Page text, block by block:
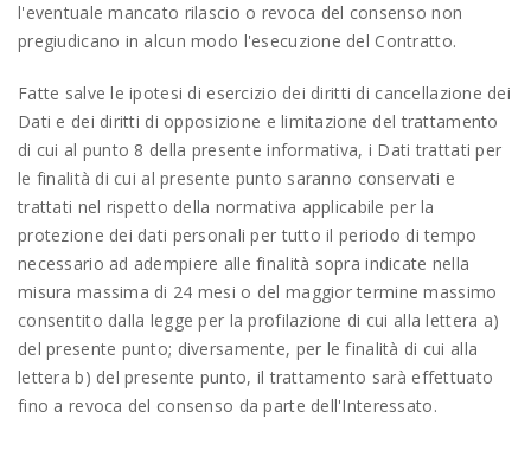
l'eventuale mancato rilascio o revoca del consenso non
pregiudicano in alcun modo l'esecuzione del Contratto.
Fatte salve le ipotesi di esercizio dei diritti di cancellazione dei
Dati e dei diritti di opposizione e limitazione del trattamento
di cui al punto 8 della presente informativa, i Dati trattati per
le finalità di cui al presente punto saranno conservati e
trattati nel rispetto della normativa applicabile per la
protezione dei dati personali per tutto il periodo di tempo
necessario ad adempiere alle finalità sopra indicate nella
misura massima di 24 mesi o del maggior termine massimo
consentito dalla legge per la profilazione di cui alla lettera a)
del presente punto; diversamente, per le finalità di cui alla
lettera b) del presente punto, il trattamento sarà effettuato
fino a revoca del consenso da parte dell'Interessato.